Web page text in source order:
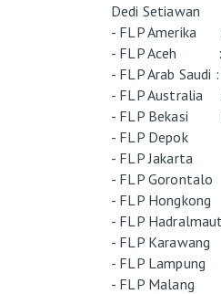
Dedi Setiawan
- FLP Amerika :
- FLP Aceh :
- FLP Arab
- FLP Australia :
- FLP Bekasi :
- FLP Depok :
- FLP Jakarta :
- FLP Gorontalo
- FLP
- FLP
- FLP Karawang
- FLP Lampung
- FLP Malang :